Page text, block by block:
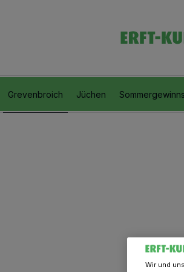
Grevenbroich Jüchen
Wir und